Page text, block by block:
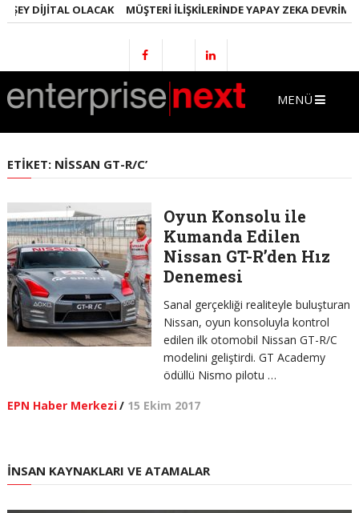
ŞEY DIJITAL OLACAK MÜŞTERI İLIŞKILERINDE YAPAY ZEKA DEVRIMI
MENÜ
ETIKET: NISSAN GT-R/C’
Oyun Konsolu ile
Kumanda Edilen
Nissan GT-R’den Hız
Denemesi
Sanal gerçekliği realiteyle buluşturan
Nissan, oyun konsoluyla kontrol
edilen ilk otomobil Nissan GT-R/C
modelini geliştirdi. GT Academy
ödüllü Nismo pilotu …
EPN Haber Merkezi/ 15 Ekim 2017
İNSAN KAYNAKLARI VE ATAMALAR